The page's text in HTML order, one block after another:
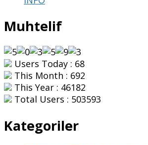
Muhtelif
Users Today : 68
This Month : 692
This Year : 46182
Total Users : 503593
Kategoriler